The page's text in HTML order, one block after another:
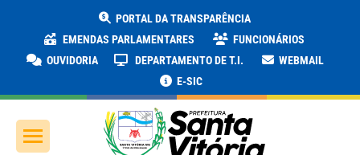
PORTAL DA TRANSPARÊNCIA
EMENDAS PARLAMENTARES
FUNCIONÁRIOS
OUVIDORIA
DEPARTAMENTO DE T.I.
WEBMAIL
E-SIC